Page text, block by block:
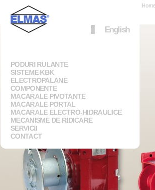
English
PODURI RULANTE
SISTEME KBK
ELECTROPALANE
COMPONENTE
MACARALE PIVOTANTE
MACARALE PORTAL
MACARALE ELECTRO-HIDRAULICE
MECANISME DE RIDICARE
SERVICII
CONTACT